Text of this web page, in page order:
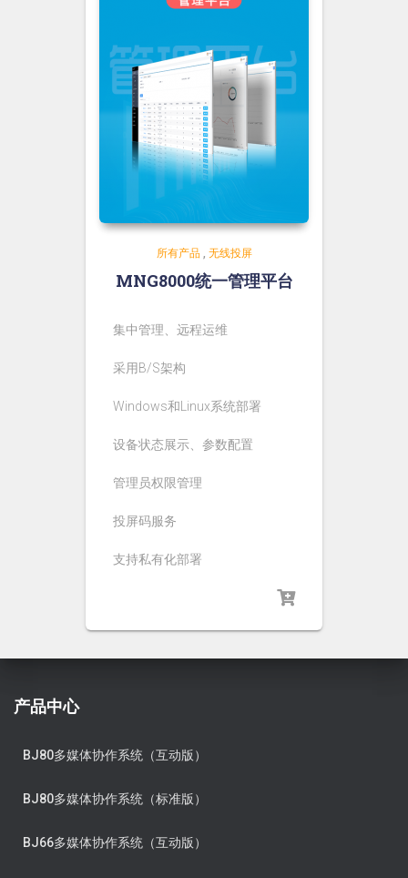
所有产品, 无线投屏
MNG8000统一管理平台
集中管理、远程运维
采用B/S架构
Windows和Linux系统部署
设备状态展示、参数配置
管理员权限管理
投屏码服务
支持私有化部署
产品中心
BJ80多媒体协作系统（互动版）
BJ80多媒体协作系统（标准版）
BJ66多媒体协作系统（互动版）